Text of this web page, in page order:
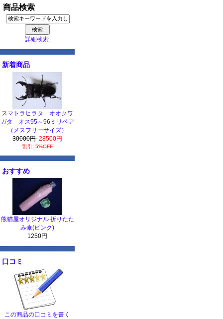
商品検索
詳細検索
新着商品
スマトラヒラタ オオクワ
ガタ オス95～96ミリペア
（メスフリーサイズ）
30000円 28500円
割引: 5%OFF
おすすめ
熊猫屋オリジナル 折りたた
み傘(ピンク)
1250円
口コミ
この商品の口コミを書く